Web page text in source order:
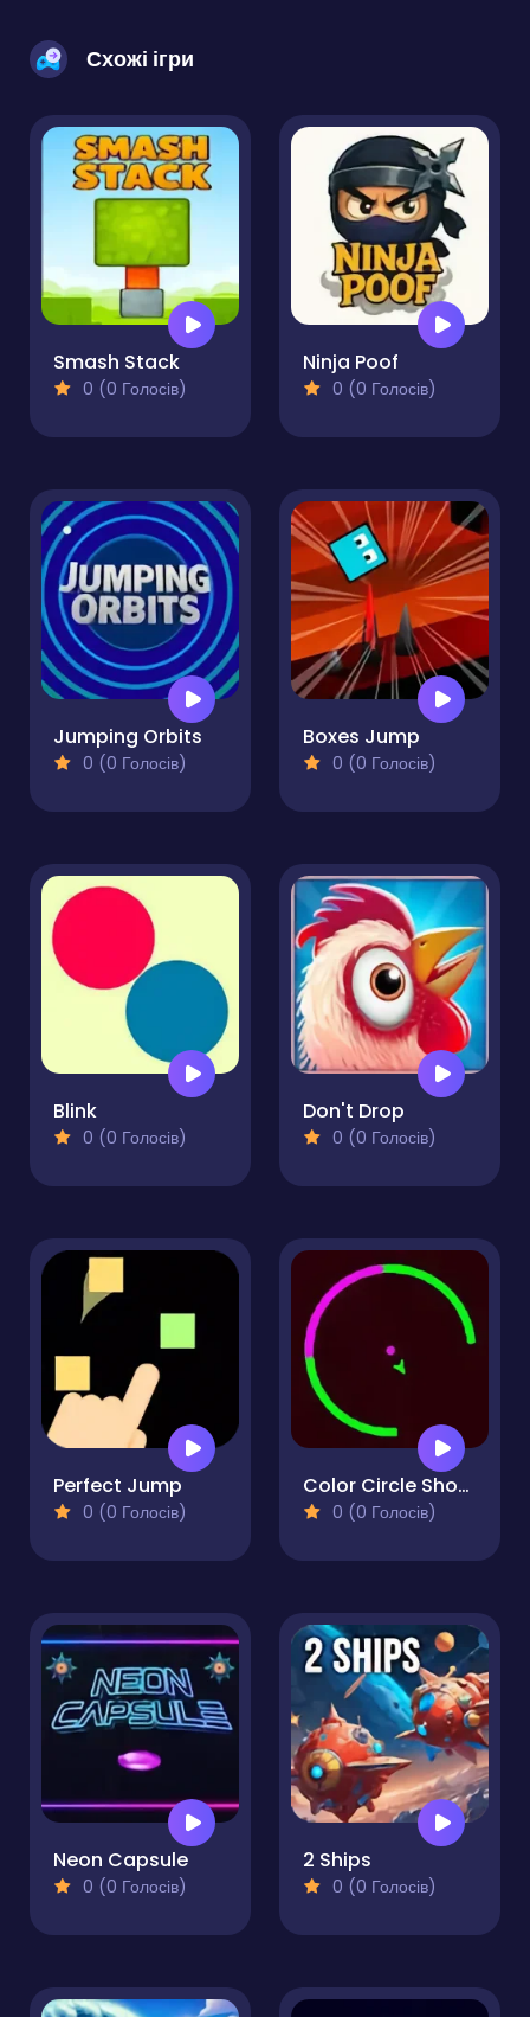
Схожі ігри
Smash Stack
0 (0 Голосів)
Ninja Poof
0 (0 Голосів)
Jumping Orbits
0 (0 Голосів)
Boxes Jump
0 (0 Голосів)
Blink
0 (0 Голосів)
Don't Drop
0 (0 Голосів)
Perfect Jump
0 (0 Голосів)
Color Circle Shooter
0 (0 Голосів)
Neon Capsule
0 (0 Голосів)
2 Ships
0 (0 Голосів)